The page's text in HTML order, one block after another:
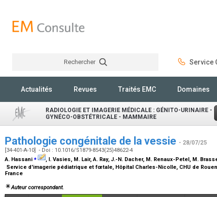
Rechercher Service
Actualités Revues Traités EMC Domaines
RADIOLOGIE ET IMAGERIE MÉDICALE : GÉNITO-URINAIRE -
GYNÉCO-OBSTÉTRICALE - MAMMAIRE
Pathologie congénitale de la vessie - 28/07/25
[34-401-A-10] - Doi : 10.1016/S1879-8543(25)48622-4
A. Hassani ⁎
, I. Vasies, M. Lair, A. Ray, J.-N. Dacher, M. Renaux-Petel, M.
Service d'imagerie pédiatrique et fœtale, Hôpital Charles-Nicolle, CHU de
France
Auteur correspondant.